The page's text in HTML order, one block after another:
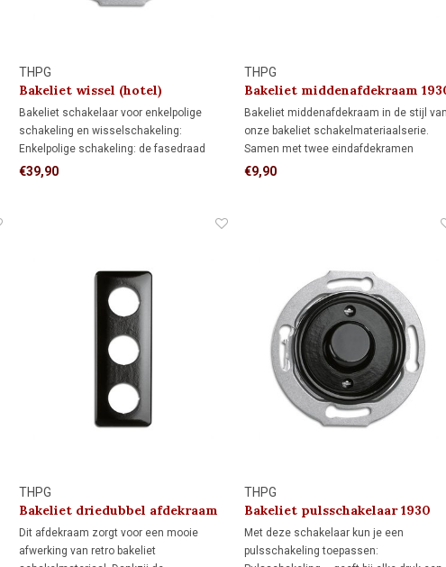
THPG
Bakeliet wissel (hotel)
schakelaar 1930
Bakeliet schakelaar voor enkelpolige
schakeling en wisselschakeling:
Enkelpolige schakeling: de fasedraad
wordt onderbroken om een lichtpunt te
€39,90
THPG
Bakeliet middenafdekraam
Bakeliet middenafdekraam in de stijl van
onze bakeliet schakelmateriaalserie.
Samen met twee eindafdekramen
ontstaat een driedelig afdekraam.
€9,90
THPG
Bakeliet driedubbel afdekraam
1930
Dit afdekraam zorgt voor een mooie
afwerking van retro bakeliet
THPG
Bakeliet pulsschakelaar 1930
Met deze schakelaar kun je een
pulsschakeling toepassen: